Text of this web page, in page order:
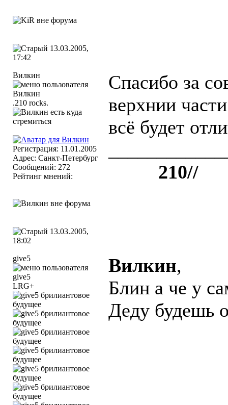
13.03.2005,
17:42
Вилкин
.210 rocks.
Регистрация: 11.01.2005
Адрес: Санкт-Петербург
Сообщений: 272
Рейтинг мнений:
Спасибо за
верхнии
всё будет
210//
13.03.2005,
18:02
give5
LRG+
Вилкин,
Блин а че у
Деду будешь